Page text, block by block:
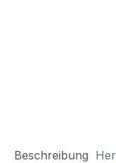
Beschreibung